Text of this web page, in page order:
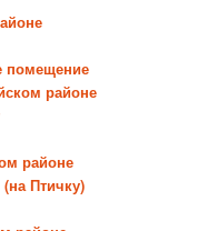
помещение
районе
районе
Птичку)